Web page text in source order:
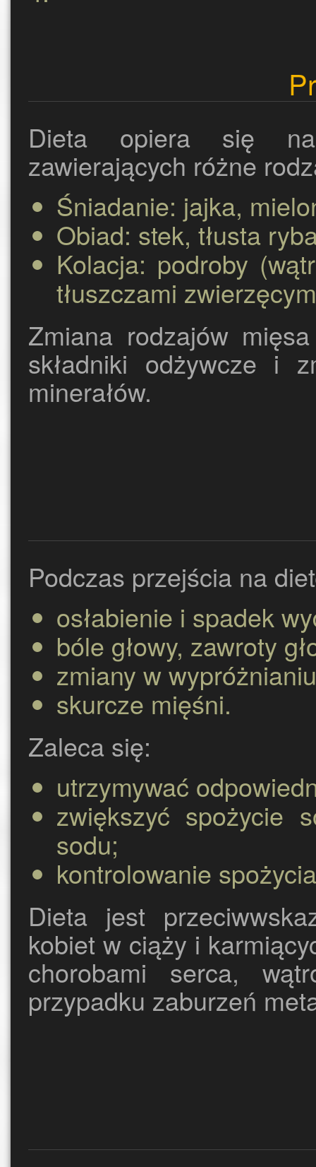
Dieta opiera się
zawierających różne
Śniadanie: jajka,
Obiad: stek, tłusta
Kolacja: podroby
tłuszczami
Zmiana rodzajów
składniki odżywcze i
minerałów.
Podczas przejścia na
osłabienie i spadek
bóle głowy, zawroty
zmiany w
skurcze mięśni.
Zaleca się:
utrzymywać
zwiększyć spożycie
sodu;
kontrolowanie
Dieta jest
kobiet w ciąży i
chorobami serca,
przypadku zaburzeń